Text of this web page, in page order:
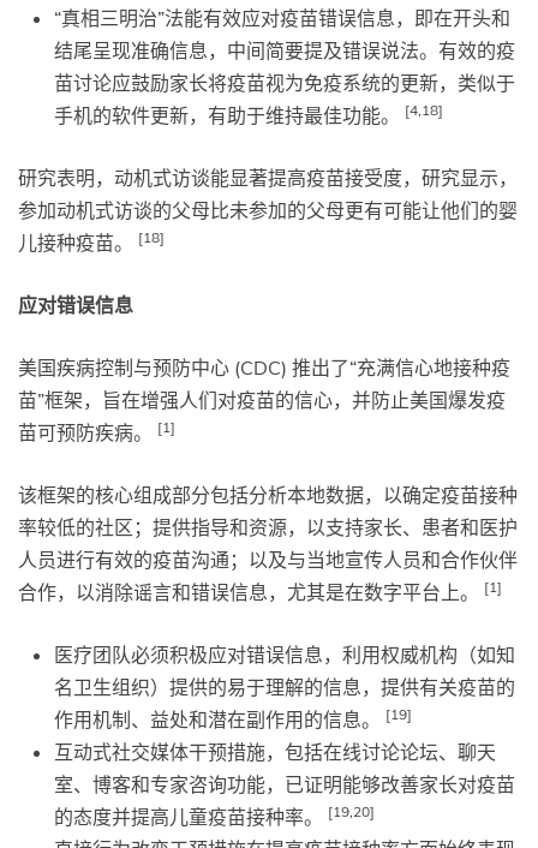
“真相三明治”法能有效应对疫苗错误信息，即在开头和
结尾呈现准确信息，中间简要提及错误说法。有效的疫
苗讨论应鼓励家长将疫苗视为免疫系统的更新，类似于
手机的软件更新，有助于维持最佳功能。
[4,18]
研究表明，动机式访谈能显著提高疫苗接受度，研究显示，
参加动机式访谈的父母比未参加的父母更有可能让他们的婴
儿接种疫苗。
[18]
应对错误信息
美国疾病控制与预防中心 (CDC) 推出了“充满信心地接种疫
苗”框架，旨在增强人们对疫苗的信心，并防止美国爆发疫
苗可预防疾病。
[1]
该框架的核心组成部分包括分析本地数据，以确定疫苗接种
率较低的社区；提供指导和资源，以支持家长、患者和医护
人员进行有效的疫苗沟通；以及与当地宣传人员和合作伙伴
合作，以消除谣言和错误信息，尤其是在数字平台上。
[1]
医疗团队必须积极应对错误信息，利用权威机构（如知
名卫生组织）提供的易于理解的信息，提供有关疫苗的
作用机制、益处和潜在副作用的信息。
[19]
互动式社交媒体干预措施，包括在线讨论论坛、聊天
室、博客和专家咨询功能，已证明能够改善家长对疫苗
的态度并提高儿童疫苗接种率。
[19,20]